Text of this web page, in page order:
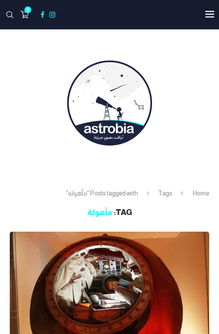
0
Home
Tags Posts tagged with "مأهولة"
TAG: مأهولة